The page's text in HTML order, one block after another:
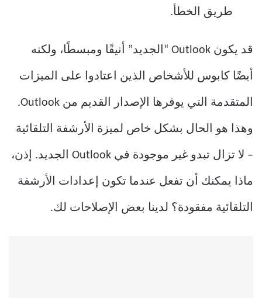
طريق الخطأ.
قد يكون Outlook “الجديد” أنيقًا ومبسطًا، ولكنه
أيضًا كابوس للأشخاص الذين اعتادوا على الميزات
المتقدمة التي يوفرها الإصدار القديم من Outlook.
وهذا هو الحال بشكل خاص لميزة الأرشفة التلقائية
– لا تزال تبدو غير موجودة في Outlook الجديد. إذن،
ماذا يمكنك أن تفعل عندما تكون إعدادات الأرشفة
التلقائية مفقودة؟ لدينا بعض الإصلاحات لك.